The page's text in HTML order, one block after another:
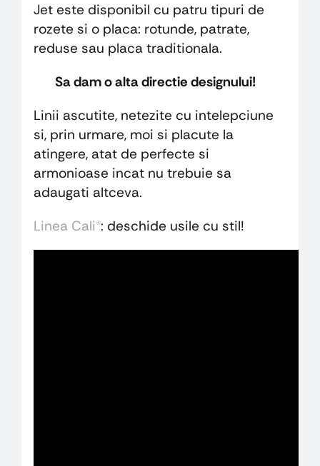
Jet este disponibil cu patru tipuri de
rozete si o placa: rotunde, patrate,
reduse sau placa traditionala.
Sa dam o alta directie designului!
Linii ascutite, netezite cu intelepciune
si, prin urmare, moi si placute la
atingere, atat de perfecte si
armonioase incat nu trebuie sa
adaugati altceva.
Linea Cali®: deschide usile cu stil!